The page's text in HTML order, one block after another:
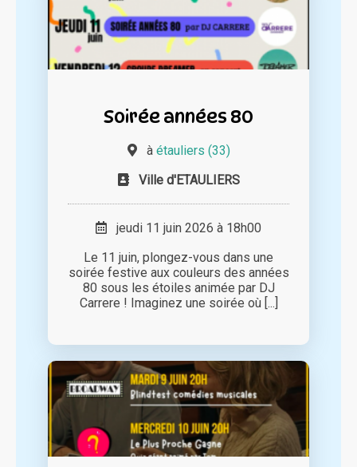
Soirée années 80
à étauliers (33)
Ville d'ETAULIERS
jeudi 11 juin 2026 à 18h00
Le 11 juin, plongez-vous dans une
soirée festive aux couleurs des années
80 sous les étoiles animée par DJ
Carrere ! Imaginez une soirée où [...]